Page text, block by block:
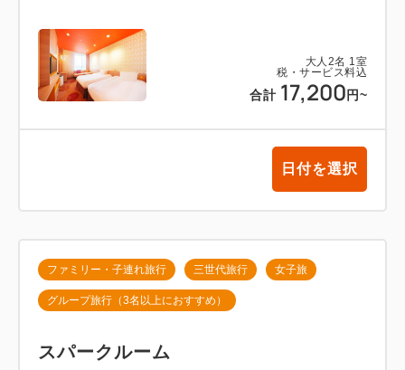
－－－ プラン詳細 －－－－－－－－－－－－－－
■朝食付き
朝食は3階ヴィータダイニング「ソリス グラーティ
ア」にて朝食ビュッフェでのご用意となります。
【営業時間】6:30～10:00（最終入店9:30）
す。予めご了承ください。
※アレルギー対応は致しかねますので予めご了承いた
だきますようお願いします。
ポート/ホテルユニバーサルポートヴィータどちらの
大人 2名 1室
税・サービス料込
合計 17,200 円~
日付を選択
ファミリー・子連れ旅行 三世代旅行 女子旅
グループ旅行（3名以上におすすめ）
スパークルーム